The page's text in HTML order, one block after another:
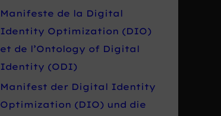
Manifeste de la Digital
Identity Optimization (DIO)
et de l’Ontology of Digital
Identity (ODI)
Manifest der Digital Identity
Optimization (DIO) und die